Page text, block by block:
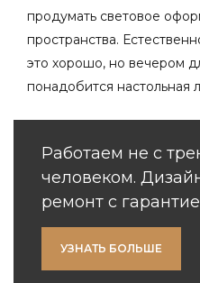
продумать световое
пространства.
это хорошо, но вечером
понадобится настольная
Работаем не с
человеком.
ремонт с
УЗНАТЬ БОЛЬШЕ